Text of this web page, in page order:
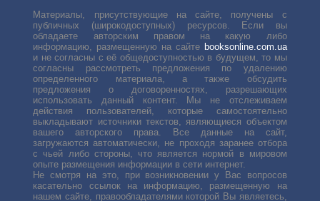
Материалы, присутствующие на сайте, получены с
публичных (широкодоступных) ресурсов. Если вы
обладаете авторским правом на какую либо
информацию, размещенную на сайте booksonline.com.ua
и не согласны с её общедоступностью в будущем, то мы
согласны рассмотреть предложения по удалению
определенного материала, а также обсудить
предложения о договоренностях, разрешающих
использовать данный контент. Мы не отслеживаем
действия пользователей, которые самостоятельно
выкладывают источники текстов, являющиеся объектом
вашего авторского права. Все данные на сайт,
загружаются автоматически, не проходя заранее отбора
с чьей либо стороны, что является нормой в мировом
опыте размещения информации в сети интернет.
Не смотря на это, при возникновении у Вас вопросов
касательно ссылок на информацию, размещенную на
нашем сайте, правообладателями которой Вы являетесь,